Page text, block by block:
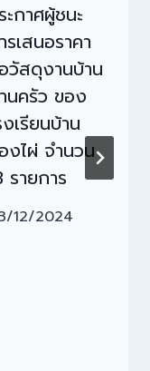
ะกาศผู้ชนะ
รเสนอราคา
วัสดุงานบ้าน
นครัว ของ
งเรียนบ้าน
งไผ่ จำนวน
รายการ
12/2024